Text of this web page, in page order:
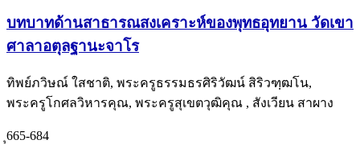
บทบาทด้านสาธารณสงเคราะห์ของพุทธอุทยาน วัดเขา
ศาลาอตุลฐานะจาโร
ทิพย์ภวิษณ์ ใสชาติ, พระครูธรรมธรศิริวัฒน์ สิริวฑฺฒโน,
พระครูโกศลวิหารคุณ, พระครูสุเขตวุฒิคุณ , สังเวียน สาผาง
ุุ665-684